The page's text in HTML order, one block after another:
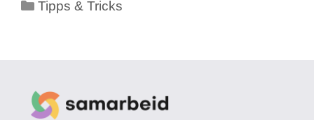
Kategorien
Tipps & Tricks